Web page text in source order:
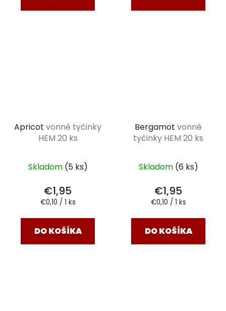
Apricot vonné tyčinky
HEM 20 ks
Skladom (5 ks)
€1,95
Jednotková
€0,10 / 1 ks
DO KOŠÍKA
Bergamot vonné
tyčinky HEM 20 ks
Skladom (6 ks)
€1,95
Jednotková
€0,10 / 1 ks
DO KOŠÍKA